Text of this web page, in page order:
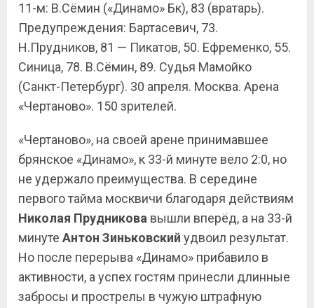
11-м: В.Сёмин («Динамо» Бк), 83 (вратарь).
Предупреждения: Бартасевич, 73.
Н.Прудников, 81 — Пикатов, 50. Ефременко, 55.
Синица, 78. В.Сёмин, 89. Судья Мамойко
(Санкт-Петербург). 30 апреля. Москва. Арена
«Чертаново». 150 зрителей.
«Чертаново», на своей арене принимавшее
брянское «Динамо», к 33-й минуте вело 2:0, но
не удержало преимущества. В середине
первого тайма москвичи благодаря действиям
Николая Прудникова вышли вперёд, а на 33-й
минуте Антон Зиньковский удвоил результат.
Но после перерыва «Динамо» прибавило в
активности, а успех гостям принесли длинные
забросы и прострелы в чужую штрафную